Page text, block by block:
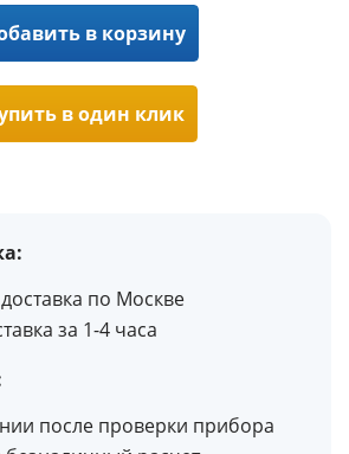
в корзину
в один клик
по Москве
за 1-4 часа
после проверки прибора